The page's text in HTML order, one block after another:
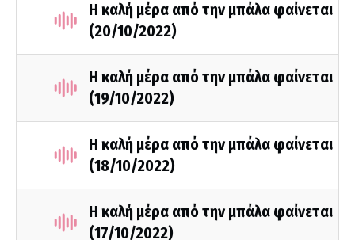
Η καλή μέρα από την μπάλα φαίνεται
(20/10/2022)
Η καλή μέρα από την μπάλα φαίνεται
(19/10/2022)
Η καλή μέρα από την μπάλα φαίνεται
(18/10/2022)
Η καλή μέρα από την μπάλα φαίνεται
(17/10/2022)